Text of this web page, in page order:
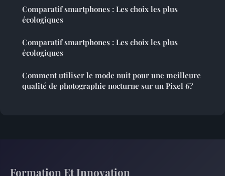
Comparatif smartphones : Les choix les plus
écologiques
Comparatif smartphones : Les choix les plus
écologiques
Comment utiliser le mode nuit pour une meilleure
qualité de photographie nocturne sur un Pixel 6?
Formation Et Innovation